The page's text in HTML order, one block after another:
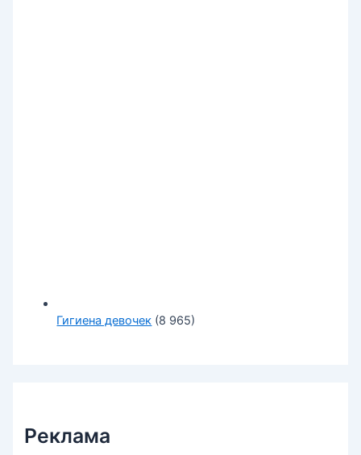
Гигиена девочек (8 965)
Реклама